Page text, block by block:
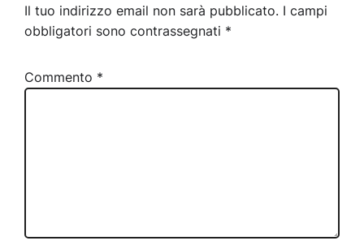
Il tuo indirizzo email non sarà pubblicato. I campi
obbligatori sono contrassegnati *
Commento *